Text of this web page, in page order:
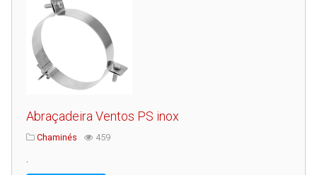
Abraçadeira Ventos PS inox
Chaminés 459